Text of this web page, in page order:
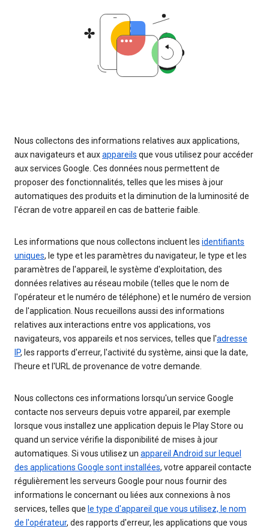
Nous collectons des informations relatives aux applications,
aux navigateurs et auxappareils que vous utilisez pour accéder
aux services Google. Ces données nous permettent de
proposer des fonctionnalités, telles que les mises à jour
automatiques des produits et la diminution de la luminosité de
l'écran de votre appareil en cas de batterie faible.
Les informations que nous collectons incluent les identifiants
uniques, le type et les paramètres du navigateur, le type et les
paramètres de l'appareil, le système d'exploitation, des
données relatives au réseau mobile (telles que le nom de
l'opérateur et le numéro de téléphone) et le numéro de version
de l'application. Nous recueillons aussi des informations
relatives aux interactions entre vos applications, vos
navigateurs, vos appareils et nos services, telles que l'adresse
IP, les rapports d'erreur, l'activité du système, ainsi que la date,
l'heure et l'URL de provenance de votre demande.
Nous collectons ces informations lorsqu'un service Google
contacte nos serveurs depuis votre appareil, par exemple
lorsque vous installez une application depuis le Play Store ou
quand un service vérifie la disponibilité de mises à jour
automatiques. Si vous utilisez un appareil Android sur lequel
des applications Google sont installées, votre appareil contacte
régulièrement les serveurs Google pour nous fournir des
informations le concernant ou liées aux connexions à nos
services, telles que le type d'appareil que vous utilisez, le nom
de l'opérateur, des rapports d'erreur, les applications que vous